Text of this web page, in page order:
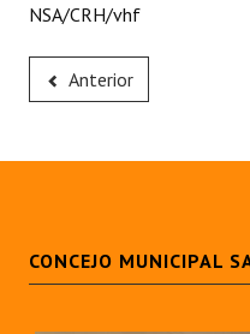
NSA/CRH/vhf
Anterior
CONCEJO MUNICIPAL